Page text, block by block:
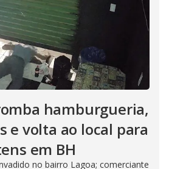
hamburgueria,
e volta ao local para
em BH
no bairro Lagoa; comerciante